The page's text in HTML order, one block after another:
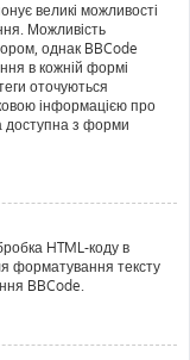
великі можливості
Можливість
однак BBCode
в кожній формі
оточуються
інформацією про
доступна з форми
HTML-коду в
форматування тексту
BBCode.